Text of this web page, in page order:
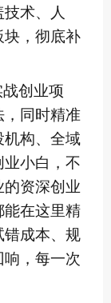
术、人
，彻底补
创业项
同时精准
构、全域
小白，不
资深创业
在这里精
成本、规
，每一次